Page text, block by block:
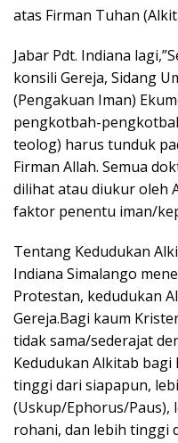
atas Firman Tuhan
Jabar Pdt. Indiana
konsili Gereja, Sidang
(Pengakuan Iman)
pengkotbah-
teolog) harus tunduk
Firman Allah. Semua
dilihat atau diukur oleh
faktor penentu iman/
Tentang Kedudukan
Indiana Simalango
Protestan, kedudukan
Gereja.Bagi kaum
tidak sama/sederajat
Kedudukan Alkitab
tinggi dari siapapun,
(Uskup/Ephorus/Paus),
rohani, dan lebih tinggi